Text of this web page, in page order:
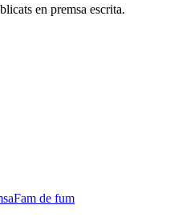
en premsa escrita.
Fam de fum